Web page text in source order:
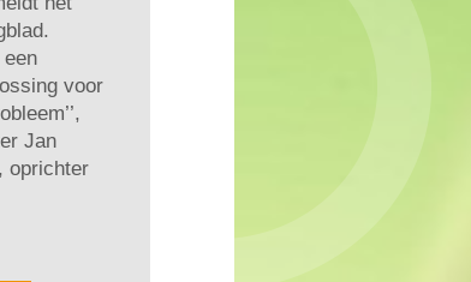
voor
Jan
oprichter